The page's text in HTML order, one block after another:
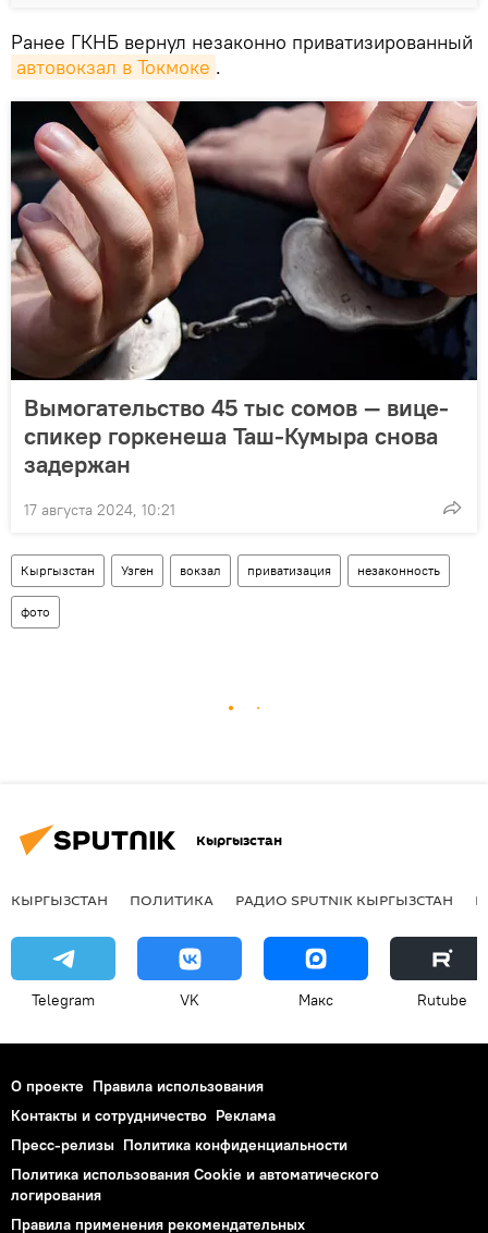
Ранее ГКНБ вернул незаконно приватизированный
автовокзал в Токмоке .
Вымогательство 45 тыс сомов — вице-
спикер горкенеша Таш-Кумыра снова
задержан
17 августа 2024, 10:21
Кыргызстан Узген вокзал приватизация незаконность
фото
Кыргызстан
КЫРГЫЗСТАН ПОЛИТИКА РАДИО SPUTNIK КЫРГЫЗСТАН
Telegram VK Макс Rutube
О проекте Правила использования
Контакты и сотрудничество Реклама
Пресс-релизы Политика конфиденциальности
Политика использования Cookie и автоматического
логирования
Правила применения рекомендательных